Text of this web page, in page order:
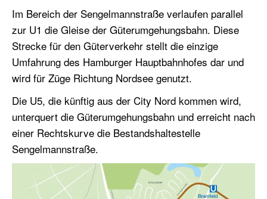
Im Bereich der Sengelmannstraße verlaufen parallel
zur U1 die Gleise der Güterumgehungsbahn. Diese
Strecke für den Güterverkehr stellt die einzige
Umfahrung des Hamburger Hauptbahnhofes dar und
wird für Züge Richtung Nordsee genutzt.
Die U5, die künftig aus der City Nord kommen wird,
unterquert die Güterumgehungsbahn und erreicht nach
einer Rechtskurve die Bestandshaltestelle
Sengelmannstraße.